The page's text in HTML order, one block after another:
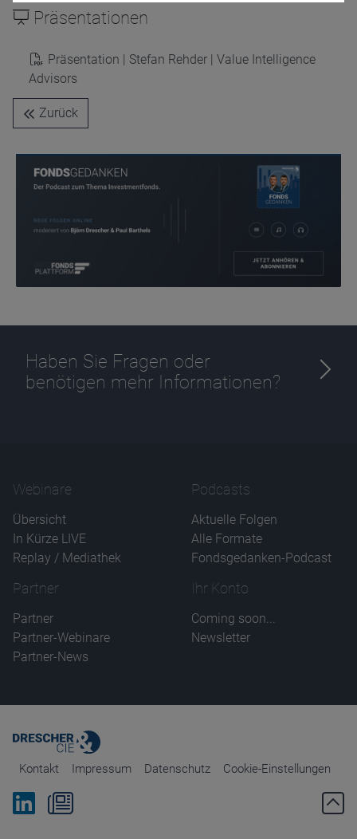
Präsentationen
Präsentation | Stefan Rehder | Value Intelligence
Advisors
Zurück
Haben Sie Fragen oder
benötigen mehr Informationen?
Webinare
Übersicht
In Kürze LIVE
Replay / Mediathek
Podcasts
Aktuelle Folgen
Alle Formate
Fondsgedanken-Podcast
Partner
Partner
Partner-Webinare
Partner-News
Ihr Konto
Coming soon...
Newsletter
Kontakt Impressum Datenschutz Cookie-Einstellungen
Bei Linkedin folgen
Zum Newsletter anmelden
Name
CPref